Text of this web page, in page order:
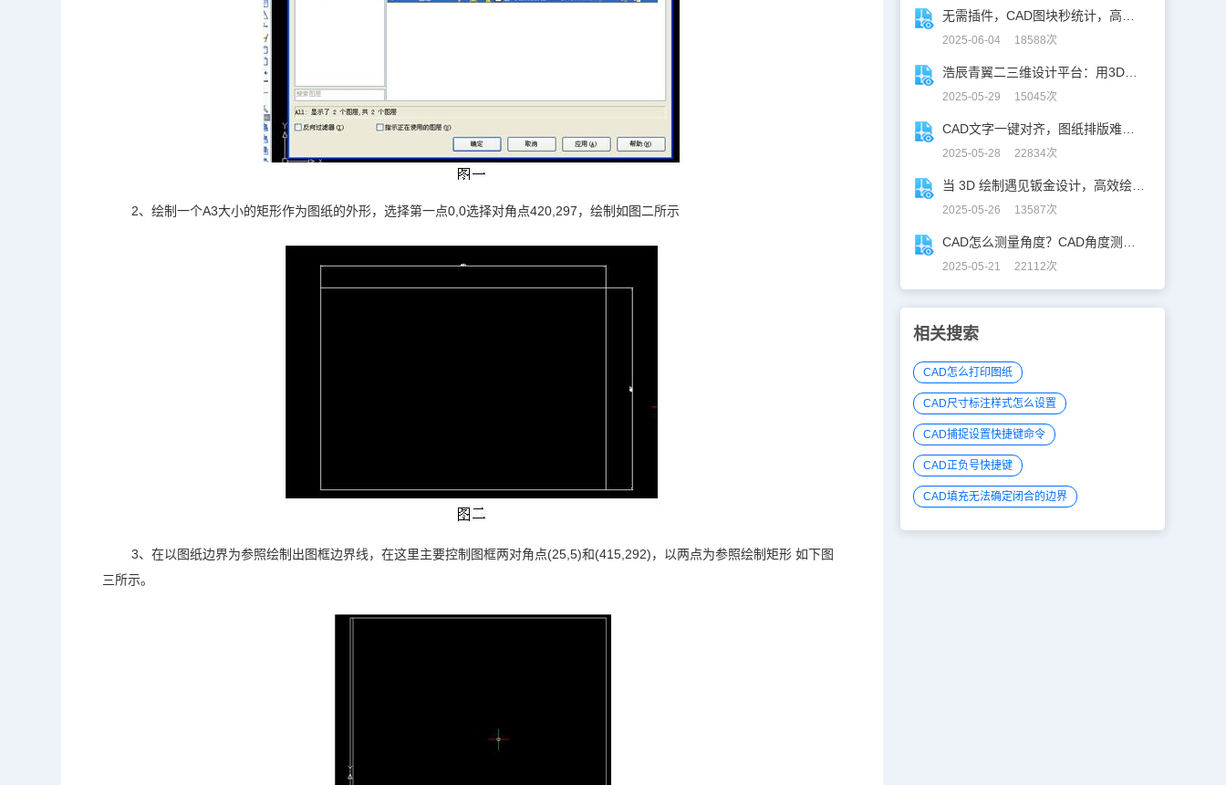
2、绘制一个A3大小的矩形作为图纸的外形，选择第一点0,0选择对角点420,297，绘制如图二所示
3、在以图纸边界为参照绘制出图框边界线，在这里主要控制图框两对角点(25,5)和(415,292)，以两点为参照绘制矩形 如下图
三所示。
2025-06-04 18588次
2025-05-29 15045次
2025-05-28 22834次
2025-05-26 13587次
2025-05-21 22112次
相关搜索
CAD怎么打印图纸
CAD尺寸标注样式怎么设置
CAD捕捉设置快捷键命令
CAD正负号快捷键
CAD填充无法确定闭合的边界